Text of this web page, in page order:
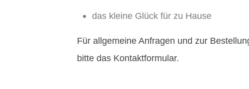
das kleine Glück für zu Hause
Für allgemeine Anfragen und zur
bitte das Kontaktformular.